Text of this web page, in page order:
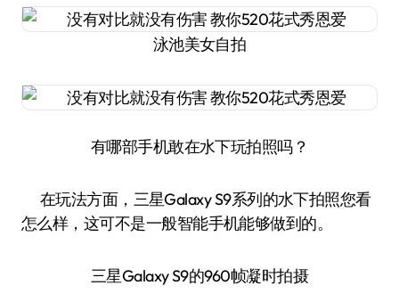
泳池美女自拍
有哪部手机敢在水下玩拍照吗？
在玩法方面，三星Galaxy S9系列的水下拍照您看
怎么样，这可不是一般智能手机能够做到的。
三星Galaxy S9的960帧凝时拍摄